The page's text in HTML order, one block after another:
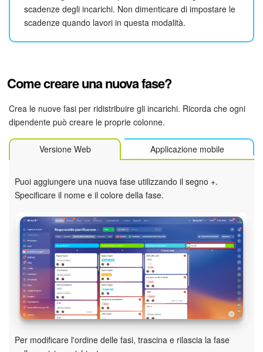
Flussi di lavoro
Gestione inventario
Telefonia
Mio profilo
Enterprise
Bitrix24 On-Premise
Bitrix24 Messenger
Domande generali
INIZIA GRATIS
scadenze degli incarichi. Non dimenticare di impostare le
scadenze quando lavori in questa modalità.
Come creare una nuova fase?
Crea le nuove fasi per ridistribuire gli incarichi. Ricorda che ogni
dipendente può creare le proprie colonne.
Versione Web Applicazione mobile
Puoi aggiungere una nuova fase utilizzando il segno +.
Specificare il nome e il colore della fase.
Per modificare l'ordine delle fasi, trascina e rilascia la fase